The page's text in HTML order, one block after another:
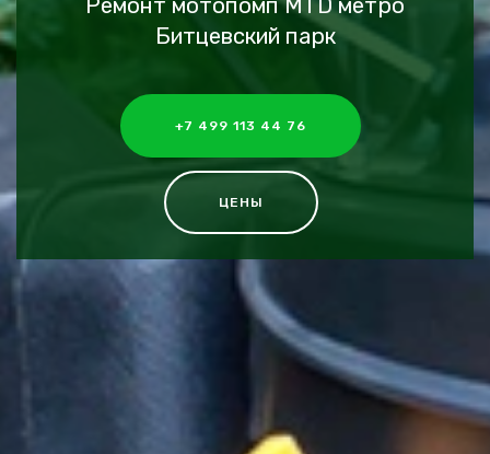
Ремонт мотопомп MTD метро
Битцевский парк
+7 499 113 44 76
ЦЕНЫ